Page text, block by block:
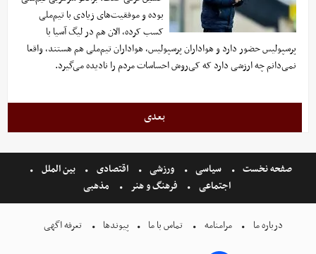
بوده و موفقیت‌های زیادی با تیم‌ملی
کسب کرده، الان هم در لیگ آسیا با
پرسپولیس حضور دارد و هواداران پرسپولیس، هواداران تیم‌ملی هم هستند، واقعا
نمی‌دانم چه ارزشی دارد که کی‌روش احساسات مردم را نادیده می‌گیرد.
بعدی
صفحه نخست سیاسی ورزشی اقتصادی
بین الملل
اجتماعی
فرهنگ و هنر مذهبی
درباره ما مرامنامه تماس با ما پیوندها تعرفه اگهی